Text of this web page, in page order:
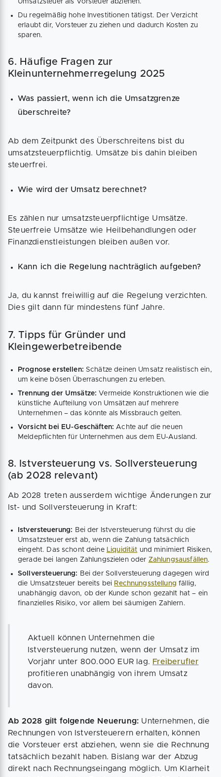
Umsatzsteuer als Vorsteuer abziehen.
Du regelmäßig hohe Investitionen tätigst. Der Verzicht
erlaubt dir, Vorsteuer zu ziehen und dadurch Kosten zu
sparen.
6. Häufige Fragen zur
Kleinunternehmerregelung 2025
Was passiert, wenn ich die Umsatzgrenze
überschreite?
Ab dem Zeitpunkt des Überschreitens bist du
umsatzsteuerpflichtig. Umsätze bis dahin bleiben
steuerfrei.
Wie wird der Umsatz berechnet?
Es zählen nur umsatzsteuerpflichtige Umsätze.
Steuerfreie Umsätze wie Heilbehandlungen oder
Finanzdienstleistungen bleiben außen vor.
Kann ich die Regelung nachträglich aufgeben?
Ja, du kannst freiwillig auf die Regelung verzichten.
Dies gilt dann für mindestens fünf Jahre.
7. Tipps für Gründer und
Kleingewerbetreibende
Prognose erstellen: Schätze deinen Umsatz realistisch ein,
um keine bösen Überraschungen zu erleben.
Trennung der Umsätze: Vermeide Konstruktionen wie die
künstliche Aufteilung von Umsätzen auf mehrere
Unternehmen – das könnte als Missbrauch gelten.
Vorsicht bei EU-Geschäften: Achte auf die neuen
Meldepflichten für Unternehmen aus dem EU-Ausland.
8. Istversteuerung vs. Sollversteuerung
(ab 2028 relevant)
Ab 2028 treten ausserdem wichtige Änderungen zur
Ist- und Sollversteuerung in Kraft:
Istversteuerung: Bei der Istversteuerung führst du die
Umsatzsteuer erst ab, wenn die Zahlung tatsächlich
eingeht. Das schont deine Liquidität und minimiert Risiken,
gerade bei langen Zahlungszielen oder Zahlungsausfällen.
Sollversteuerung: Bei der Sollversteuerung dagegen wird
die Umsatzsteuer bereits bei Rechnungsstellung fällig,
unabhängig davon, ob der Kunde schon gezahlt hat – ein
finanzielles Risiko, vor allem bei säumigen Zahlern.
Aktuell können Unternehmen die
Istversteuerung nutzen, wenn der Umsatz im
Vorjahr unter 800.000 EUR lag. Freiberufler
profitieren unabhängig von ihrem Umsatz
davon.
Ab 2028 gilt folgende Neuerung: Unternehmen, die
Rechnungen von Istversteuerern erhalten, können
die Vorsteuer erst abziehen, wenn sie die Rechnung
tatsächlich bezahlt haben. Bislang war der Abzug
direkt nach Rechnungseingang möglich. Um Klarheit